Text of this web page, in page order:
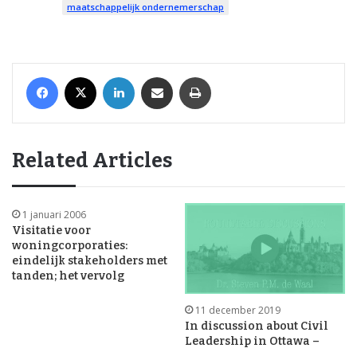
maatschappelijk ondernemerschap
Related Articles
1 januari 2006
Visitatie voor
woningcorporaties:
eindelijk stakeholders met
tanden; het vervolg
11 december 2019
In discussion about Civil
Leadership in Ottawa –